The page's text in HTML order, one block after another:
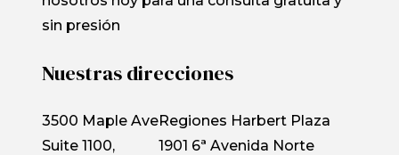
sin presión
Nuestras direcciones
3500 Maple Ave
Suite 1100,
Regiones Harbert Plaza
1901 6ª Avenida Norte